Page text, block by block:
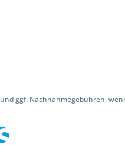
und ggf. Nachnahmegebühren,